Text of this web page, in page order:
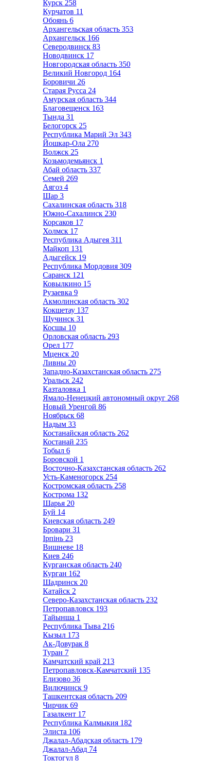
Курск 258
Курчатов 11
Обоянь 6
Архангельская область 353
Архангельск 166
Северодвинск 83
Новодвинск 17
Новгородская область 350
Великий Новгород 164
Боровичи 26
Старая Русса 24
Амурская область 344
Благовещенск 163
Тында 31
Белогорск 25
Республика Марий Эл 343
Йошкар-Ола 270
Волжск 25
Козьмодемьянск 1
Абай область 337
Семей 269
Аягоз 4
Шар 3
Сахалинская область 318
Южно-Сахалинск 230
Корсаков 17
Холмск 17
Республика Адыгея 311
Майкоп 131
Адыгейск 19
Республика Мордовия 309
Саранск 121
Ковылкино 15
Рузаевка 9
Акмолинская область 302
Кокшетау 137
Щучинск 31
Косшы 10
Орловская область 293
Орел 177
Мценск 20
Ливны 20
Западно-Казахстанская область 275
Уральск 242
Казталовка 1
Ямало-Ненецкий автономный округ 268
Новый Уренгой 86
Ноябрьск 68
Надым 33
Костанайская область 262
Костанай 235
Тобыл 6
Боровской 1
Восточно-Казахстанская область 262
Усть-Каменогорск 254
Костромская область 258
Кострома 132
Шарья 20
Буй 14
Киевская область 249
Бровари 31
Ірпінь 23
Вишневе 18
Киев 246
Курганская область 240
Курган 162
Шадринск 20
Катайск 2
Северо-Казахстанская область 232
Петропавловск 193
Тайынша 1
Республика Тыва 216
Кызыл 173
Ак-Довурак 8
Туран 7
Камчатский край 213
Петропавловск-Камчатский 135
Елизово 36
Вилючинск 9
Ташкентская область 209
Чирчик 69
Газалкент 17
Республика Калмыкия 182
Элиста 106
Джалал-Абадская область 179
Джалал-Абад 74
Токтогул 8